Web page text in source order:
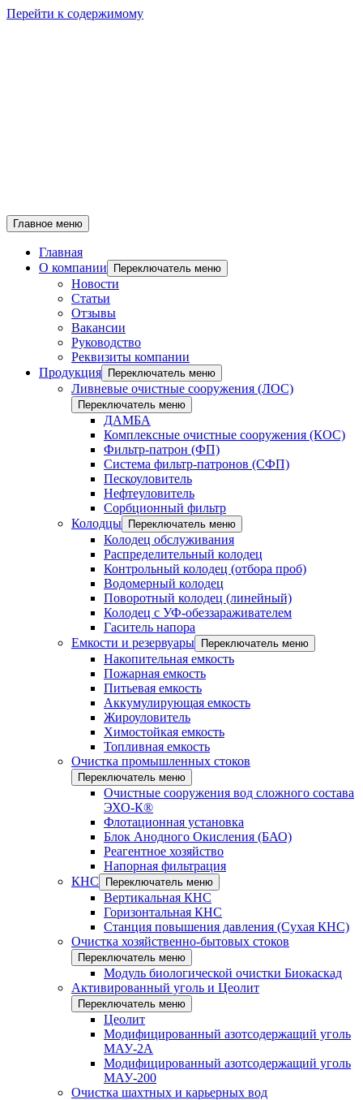
Перейти к содержимому
Главное меню
Главная
О компании
Переключатель меню
Новости
Статьи
Отзывы
Вакансии
Руководство
Реквизиты компании
Продукция
Переключатель меню
Ливневые очистные сооружения (ЛОС)
Переключатель меню
ДАМБА
Комплексные очистные сооружения (КОС)
Фильтр-патрон (ФП)
Система фильтр-патронов (СФП)
Пескоуловитель
Нефтеуловитель
Сорбционный фильтр
Колодцы
Переключатель меню
Колодец обслуживания
Распределительный колодец
Контрольный колодец (отбора проб)
Водомерный колодец
Поворотный колодец (линейный)
Колодец с УФ-обеззараживателем
Гаситель напора
Емкости и резервуары
Переключатель меню
Накопительная емкость
Пожарная емкость
Питьевая емкость
Аккумулирующая емкость
Жироуловитель
Химостойкая емкость
Топливная емкость
Очистка промышленных стоков
Переключатель меню
Очистные сооружения вод сложного состава
ЭХО-К®
Флотационная установка
Блок Анодного Окисления (БАО)
Реагентное хозяйство
Напорная фильтрация
КНС
Переключатель меню
Вертикальная КНС
Горизонтальная КНС
Станция повышения давления (Сухая КНС)
Очистка хозяйственно-бытовых стоков
Переключатель меню
Модуль биологической очистки Биокаскад
Активированный уголь и Цеолит
Переключатель меню
Цеолит
Модифицированный азотсодержащий уголь
МАУ-2А
Модифицированный азотсодержащий уголь
МАУ-200
Очистка шахтных и карьерных вод